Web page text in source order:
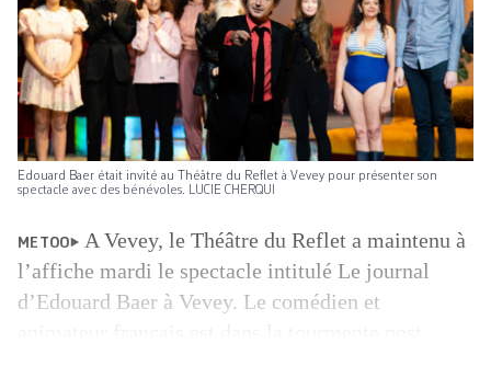
Edouard Baer était invité au Théâtre du Reflet à Vevey pour présenter son
spectacle avec des bénévoles. LUCIE CHERQUI
METOO
A Vevey, le Théâtre du Reflet a maintenu à
l’affiche mardi le spectacle intitulé Le journal
d’Edouard Baer à Vevey. Le comédien et